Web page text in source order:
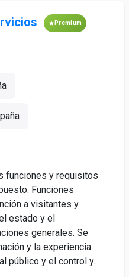
Premium
funciones y requisitos
Funciones
a visitantes y
estado y el
generales. Se
y la experiencia
público y el control y...